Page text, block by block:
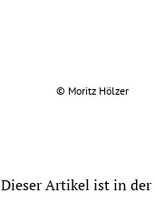
© Moritz Hölzer
Dieser Artikel ist in der